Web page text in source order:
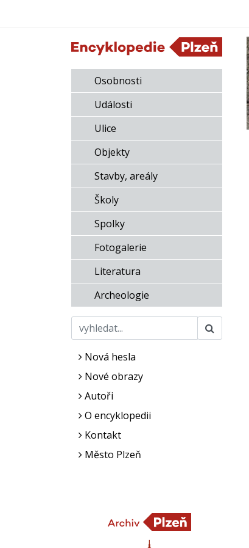
Osobnosti
Události
Ulice
Objekty
Stavby, areály
Školy
Spolky
Fotogalerie
Literatura
Archeologie
Nová hesla
Nové obrazy
Autoři
O encyklopedii
Kontakt
Město Plzeň